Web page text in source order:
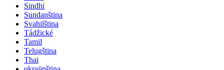
Sindhi
Sundanština
Svahilština
Tádžické
Tamil
Telugština
Thai